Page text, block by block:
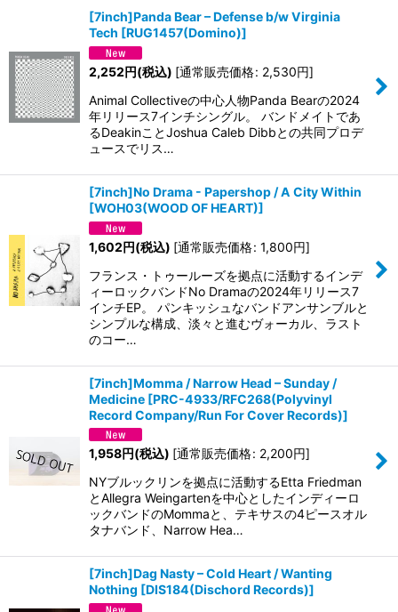
[7inch]Panda Bear – Defense b/w Virginia
Tech [RUG1457(Domino)]
2,252円(税込) [通常販売価格: 2,530円]
Animal Collectiveの中心人物Panda Bearの2024
年リリース7インチシングル。 バンドメイトであ
るDeakinことJoshua Caleb Dibbとの共同プロデ
ュースでリス…
[7inch]No Drama - Papershop / A City Within
[WOH03(WOOD OF HEART)]
1,602円(税込) [通常販売価格: 1,800円]
フランス・トゥールーズを拠点に活動するインデ
ィーロックバンドNo Dramaの2024年リリース7
インチEP。 パンキッシュなバンドアンサンブルと
シンプルな構成、淡々と進むヴォーカル、ラスト
のコー…
[7inch]Momma / Narrow Head – Sunday /
Medicine [PRC-4933/RFC268(Polyvinyl
Record Company/Run For Cover Records)]
1,958円(税込) [通常販売価格: 2,200円]
NYブルックリンを拠点に活動するEtta Friedman
とAllegra Weingartenを中心としたインディーロ
ックバンドのMommaと、テキサスの4ピースオル
タナバンド、Narrow Hea…
[7inch]Dag Nasty – Cold Heart / Wanting
Nothing [DIS184(Dischord Records)]